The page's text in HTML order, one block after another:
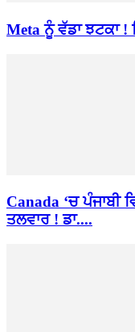
Meta ਨੂੰ ਵੱਡਾ ਝਟਕਾ
Canada ‘ਚ ਪੰਜਾਬੀ
ਤਲਵਾਰ ! ਡਾ....